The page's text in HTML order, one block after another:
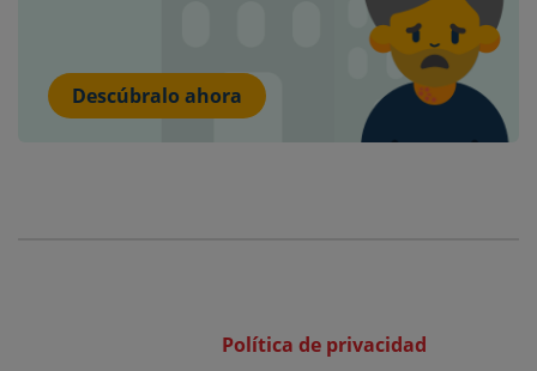
Descúbralo ahora
Política de privacidad